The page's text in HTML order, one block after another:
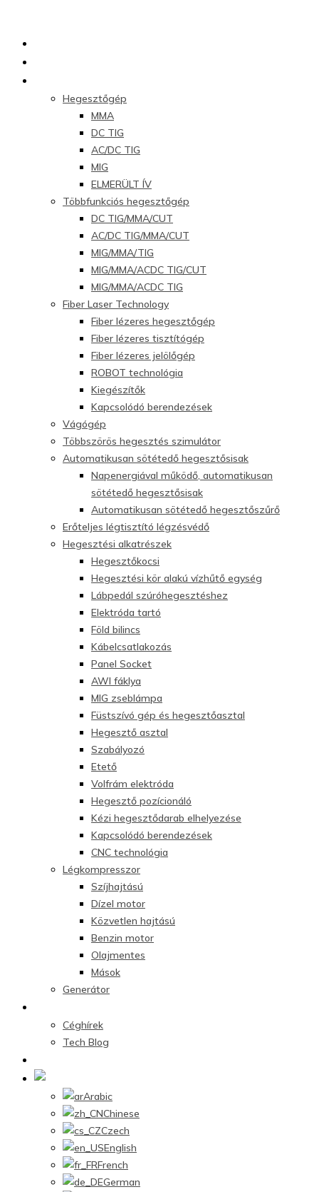
Hegesztőgép
MMA
DC TIG
AC/DC TIG
MIG
ELMERÜLT ÍV
Többfunkciós hegesztőgép
DC TIG/MMA/CUT
AC/DC TIG/MMA/CUT
MIG/MMA/TIG
MIG/MMA/ACDC TIG/CUT
MIG/MMA/ACDC TIG
Fiber Laser Technology
Fiber lézeres hegesztőgép
Fiber lézeres tisztítógép
Fiber lézeres jelölőgép
ROBOT technológia
Kiegészítők
Kapcsolódó berendezések
Vágógép
Többszörös hegesztés szimulátor
Automatikusan sötétedő hegesztősisak
Napenergiával működő, automatikusan
sötétedő hegesztősisak
Automatikusan sötétedő hegesztőszűrő
Erőteljes légtisztító légzésvédő
Hegesztési alkatrészek
Hegesztőkocsi
Hegesztési kör alakú vízhűtő egység
Lábpedál szúróhegesztéshez
Elektróda tartó
Föld bilincs
Kábelcsatlakozás
Panel Socket
AWI fáklya
MIG zseblámpa
Füstszívó gép és hegesztőasztal
Hegesztő asztal
Szabályozó
Etető
Volfrám elektróda
Hegesztő pozícionáló
Kézi hegesztődarab elhelyezése
Kapcsolódó berendezések
CNC technológia
Légkompresszor
Szíjhajtású
Dízel motor
Közvetlen hajtású
Benzin motor
Olajmentes
Mások
Generátor
Céghírek
Tech Blog
Arabic
Chinese
Czech
English
French
German